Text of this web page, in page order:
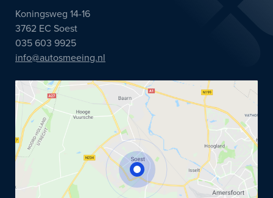
Koningsweg 14-16
3762 EC Soest
035 603 9925
info@autosmeeing.nl